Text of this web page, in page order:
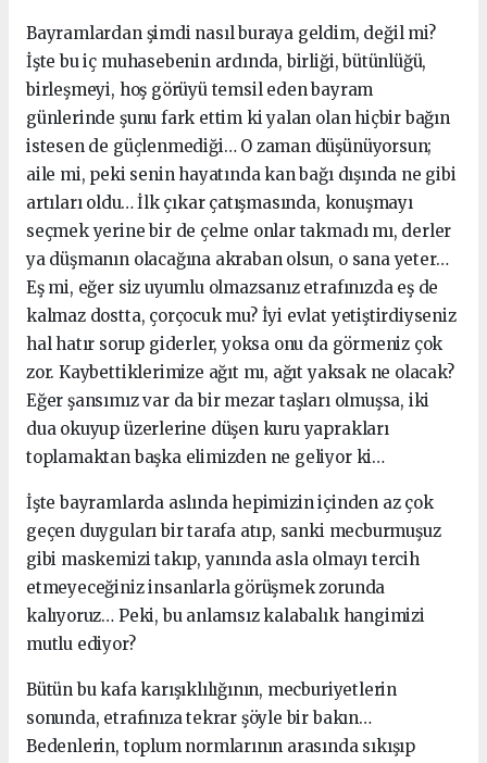
Bayramlardan şimdi nasıl buraya geldim, değil mi?
İşte bu iç muhasebenin ardında, birliği, bütünlüğü,
birleşmeyi, hoş görüyü temsil eden bayram
günlerinde şunu fark ettim ki yalan olan hiçbir bağın
istesen de güçlenmediği… O zaman düşünüyorsun;
aile mi, peki senin hayatında kan bağı dışında ne gibi
artıları oldu… İlk çıkar çatışmasında, konuşmayı
seçmek yerine bir de çelme onlar takmadı mı, derler
ya düşmanın olacağına akraban olsun, o sana yeter…
Eş mi, eğer siz uyumlu olmazsanız etrafınızda eş de
kalmaz dostta, çorçocuk mu? İyi evlat yetiştirdiyseniz
hal hatır sorup giderler, yoksa onu da görmeniz çok
zor. Kaybettiklerimize ağıt mı, ağıt yaksak ne olacak?
Eğer şansımız var da bir mezar taşları olmuşsa, iki
dua okuyup üzerlerine düşen kuru yaprakları
toplamaktan başka elimizden ne geliyor ki…
İşte bayramlarda aslında hepimizin içinden az çok
geçen duyguları bir tarafa atıp, sanki mecburmuşuz
gibi maskemizi takıp, yanında asla olmayı tercih
etmeyeceğiniz insanlarla görüşmek zorunda
kalıyoruz… Peki, bu anlamsız kalabalık hangimizi
mutlu ediyor?
Bütün bu kafa karışıklılığının, mecburiyetlerin
sonunda, etrafınıza tekrar şöyle bir bakın…
Bedenlerin, toplum normlarının arasında sıkışıp